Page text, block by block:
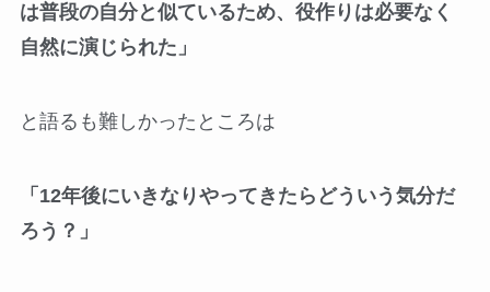
は普段の自分と似ているため、役作りは必要なく
自然に演じられた」
と語るも難しかったところは
「12年後にいきなりやってきたらどういう気分だ
ろう？」